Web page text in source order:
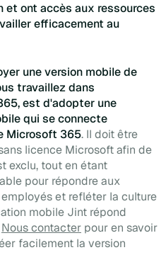
et ont accès aux ressources
efficacement au
une version mobile de
travaillez dans
est d'adopter une
qui se connecte
Microsoft 365. Il doit être
licence Microsoft afin de
exclu, tout en étant
pour répondre aux
et refléter la culture
mobile Jint répond
Nous contacter pour en savoir
facilement la version